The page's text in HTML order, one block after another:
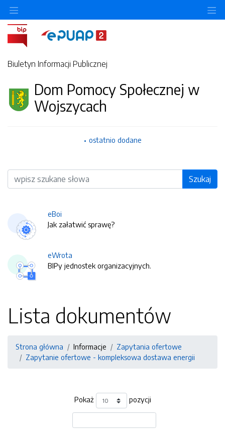
Biuletyn Informacji Publicznej
Dom Pomocy Społecznej w
Wojszycach
ostatnio dodane
Wyszukiwarka Szukaj
eBoi
Jak załatwić sprawę?
eWrota
BIPy jednostek organizacyjnych.
Lista dokumentów
Strona główna Informacje
Zapytania ofertowe
Zapytanie ofertowe - kompleksowa dostawa energii
Pokaż pozycji